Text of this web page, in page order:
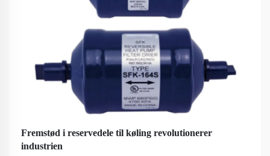
Fremstød i reservedele til køling revolutionerer
industrien